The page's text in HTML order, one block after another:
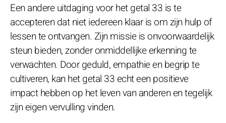
Een andere uitdaging voor het getal 33 is te
accepteren dat niet iedereen klaar is om zijn hulp of
lessen te ontvangen. Zijn missie is onvoorwaardelijk
steun bieden, zonder onmiddellijke erkenning te
verwachten. Door geduld, empathie en begrip te
cultiveren, kan het getal 33 echt een positieve
impact hebben op het leven van anderen en tegelijk
zijn eigen vervulling vinden.